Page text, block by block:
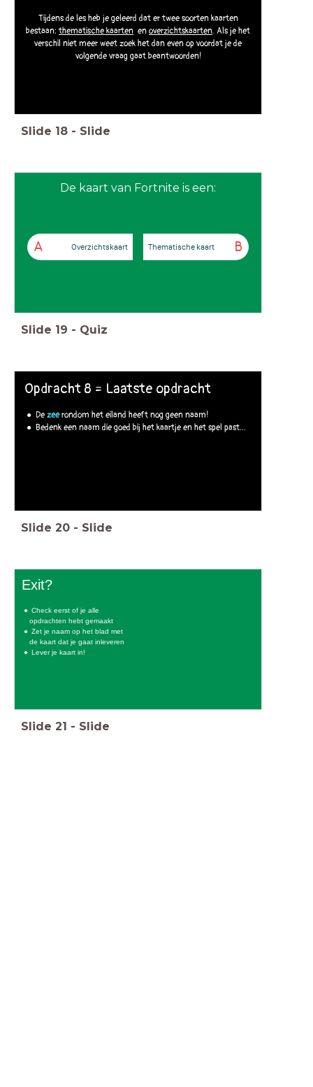
Tijdens de les heb je geleerd dat er twee soorten kaarten
bestaan:thematische kaarten en overzichtskaarten. Als je het
verschil niet meer weet zoek het dan even op voordat je de
volgende vraag gaat beantwoorden!
Slide 18 - Slide
De kaart van Fortnite is een:
A Overzichtskaart B
Thematische kaart
Slide 19 - Quiz
Opdracht 8 = Laatste opdracht
Dezeerondom het eiland heeft nog geen naam!
Bedenk een naam die goed bij het kaartje en het spel past...
Slide 20 - Slide
Exit?
Check eerst of je alle
opdrachten hebt gemaakt
Zet je naam op het blad met
de kaart dat je gaat inleveren
Lever je kaart in!
Slide 21 - Slide